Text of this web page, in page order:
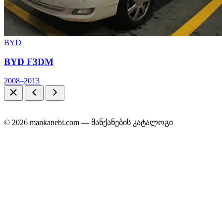
BYD
BYD F3DM
2008–2013
© 2026 mankanebi.com — მანქანების კატალოგი